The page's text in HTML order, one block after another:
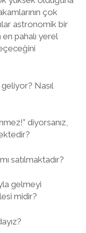
çok
astronomik bir
pahalı yerel
Nasıl
diyorsanız,
satılmaktadır?
gelmeyi
midir?